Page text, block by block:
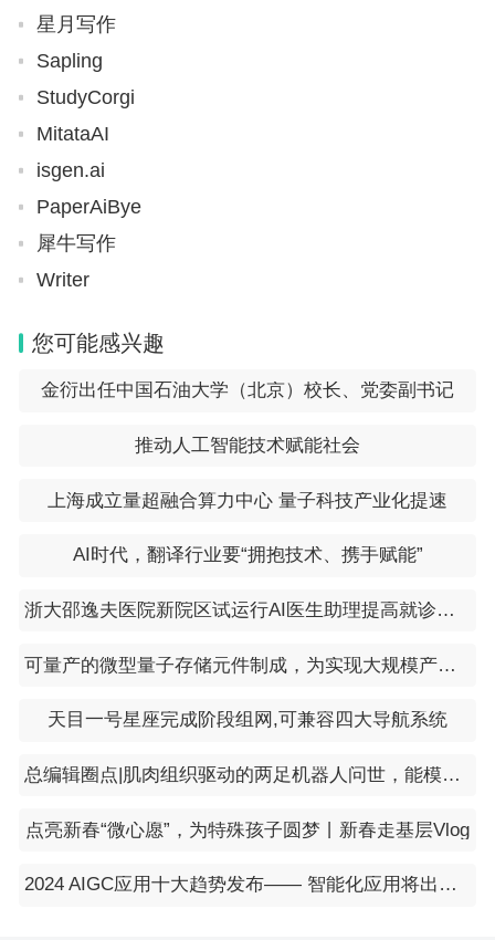
星月写作
Sapling
StudyCorgi
MitataAI
isgen.ai
PaperAiBye
犀牛写作
Writer
您可能感兴趣
金衍出任中国石油大学（北京）校长、党委副书记
推动人工智能技术赋能社会
上海成立量超融合算力中心 量子科技产业化提速
AI时代，翻译行业要“拥抱技术、携手赋能”
浙大邵逸夫医院新院区试运行AI医生助理提高就诊效率
可量产的微型量子存储元件制成，为实现大规模产业化铺路
天目一号星座完成阶段组网,可兼容四大导航系统
总编辑圈点|肌肉组织驱动的两足机器人问世，能模仿人类步态行走和急转弯
点亮新春“微心愿”，为特殊孩子圆梦丨新春走基层Vlog
2024 AIGC应用十大趋势发布—— 智能化应用将出现爆发式增长